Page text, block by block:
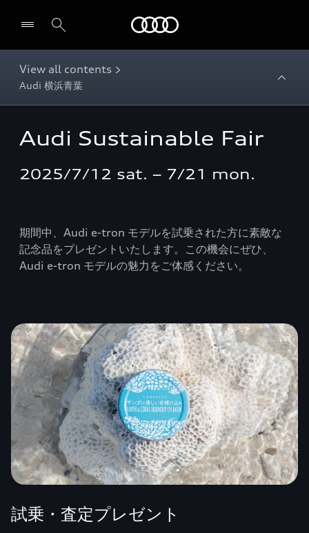
View all contents >
Audi 横浜青葉
Audi Sustainable Fair
2025/7/12 sat. – 7/21 mon.
期間中、Audi e-tron モデルを試乗された方に素敵な
記念品をプレゼントいたします。この機会にぜひ、
Audi e-tron モデルの魅力をご体感ください。
試乗・査定プレゼント